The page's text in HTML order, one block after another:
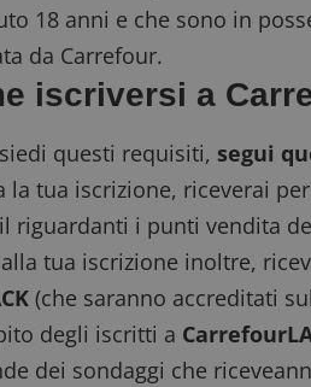
18 anni e che sono in
da Carrefour.
iscriversi a
questi requisiti, segui
la tua iscrizione, riceverai
riguardanti i punti vendita
alla tua iscrizione inoltre,
(che saranno accreditati
degli iscritti a
dei sondaggi che